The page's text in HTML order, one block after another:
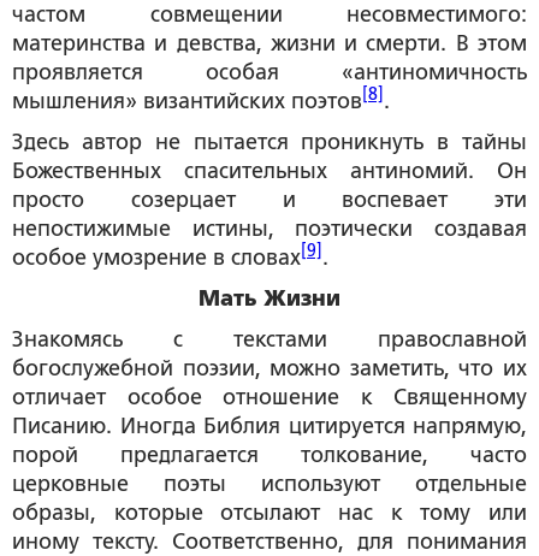
частом совмещении несовместимого:
материнства и девства, жизни и смерти. В этом
проявляется особая «антиномичность
мышления» византийских поэтов [8] .
Здесь автор не пытается проникнуть в тайны
Божественных спасительных антиномий. Он
просто созерцает и воспевает эти
непостижимые истины, поэтически создавая
особое умозрение в словах [9] .
Мать Жизни
Знакомясь с текстами православной
богослужебной поэзии, можно заметить, что их
отличает особое отношение к Священному
Писанию. Иногда Библия цитируется напрямую,
порой предлагается толкование, часто
церковные поэты используют отдельные
образы, которые отсылают нас к тому или
иному тексту. Соответственно, для понимания